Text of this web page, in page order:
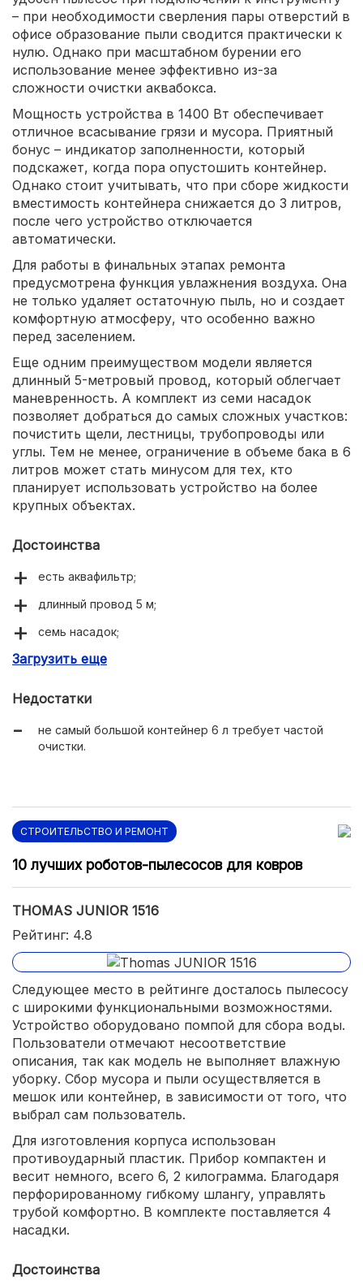
– при необходимости сверления пары отверстий в
офисе образование пыли сводится практически к
нулю. Однако при масштабном бурении его
использование менее эффективно из-за
сложности очистки аквабокса.
Мощность устройства в 1400 Вт обеспечивает
отличное всасывание грязи и мусора. Приятный
бонус – индикатор заполненности, который
подскажет, когда пора опустошить контейнер.
Однако стоит учитывать, что при сборе жидкости
вместимость контейнера снижается до 3 литров,
после чего устройство отключается
автоматически.
Для работы в финальных этапах ремонта
предусмотрена функция увлажнения воздуха. Она
не только удаляет остаточную пыль, но и создает
комфортную атмосферу, что особенно важно
перед заселением.
Еще одним преимуществом модели является
длинный 5-метровый провод, который облегчает
маневренность. А комплект из семи насадок
позволяет добраться до самых сложных участков:
почистить щели, лестницы, трубопроводы или
углы. Тем не менее, ограничение в объеме бака в 6
литров может стать минусом для тех, кто
планирует использовать устройство на более
крупных объектах.
Достоинства
есть аквафильтр;
длинный провод 5 м;
семь насадок;
мусор задерживается водой и меньше попадает в
Загрузить еще
Недостатки
не самый большой контейнер 6 л требует частой
очистки.
СТРОИТЕЛЬСТВО И РЕМОНТ
10 лучших роботов-пылесосов для ковров
THOMAS JUNIOR 1516
Рейтинг: 4.8
Следующее место в рейтинге досталось пылесосу
с широкими функциональными возможностями.
Устройство оборудовано помпой для сбора воды.
Пользователи отмечают несоответствие
описания, так как модель не выполняет влажную
уборку. Сбор мусора и пыли осуществляется в
мешок или контейнер, в зависимости от того, что
выбрал сам пользователь.
Для изготовления корпуса использован
противоударный пластик. Прибор компактен и
весит немного, всего 6, 2 килограмма. Благодаря
перфорированному гибкому шлангу, управлять
трубой комфортно. В комплекте поставляется 4
насадки.
Достоинства